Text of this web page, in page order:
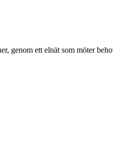
ett elnät som möter